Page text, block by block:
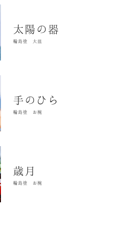
太陽の器
輪島塗 大皿
手のひら
輪島塗 お椀
歳月
輪島塗 お椀